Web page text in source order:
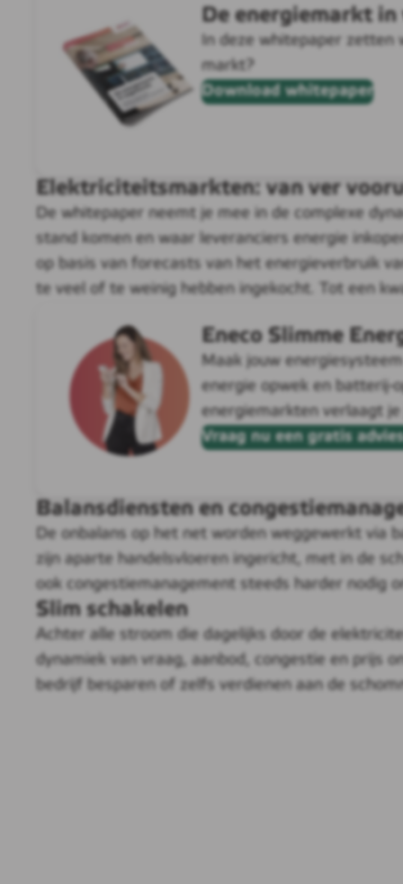
De energiemarkt
In deze whitepaper zetten
markt?
Download whitepaper
Elektriciteitsmarkten: van ver
De whitepaper neemt je mee in de complexe
stand komen en waar leveranciers energie
op basis van forecasts van het energieverbruik
te veel of te weinig hebben ingekocht. Tot een
Eneco Slimme
Maak jouw
energie opwek en batterij-
energiemarkten verlaagt je
Vraag nu een gratis
Balansdiensten en
De onbalans op het net worden weggewerkt via
zijn aparte handelsvloeren ingericht, met in de
ook congestiemanagement steeds harder nodig
Slim schakelen
Achter alle stroom die dagelijks door de
dynamiek van vraag, aanbod, congestie en prijs
bedrijf besparen of zelfs verdienen aan de